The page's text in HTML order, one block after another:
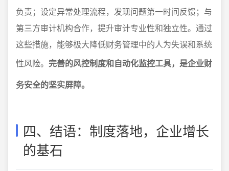
负责；设定异常处理流程，发现问题第一时间反馈；与
第三方审计机构合作，提升审计专业性和独立性。通过
这些措施，能够极大降低财务管理中的人为失误和系统
性风险。 完善的风控制度和自动化监控工具，是企业财
务安全的坚实屏障。
四、结语：制度落地，企业增长
的基石